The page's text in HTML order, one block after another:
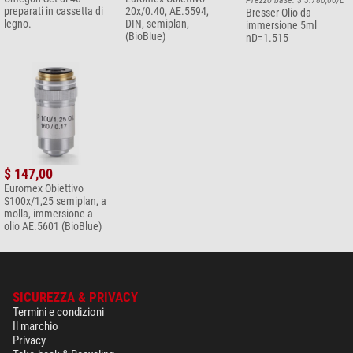
*Tutti i prezzi includono IVA e costi di spedizione.
preparati in cassetta di
legno.
20x/0.40, AE.5594,
DIN, semiplan,
(BioBlue)
Bresser Olio da
immersione 5ml
nD=1.515
$ 147,00
Euromex Obiettivo
S100x/1,25 semiplan, a
molla, immersione a
olio AE.5601 (BioBlue)
SICUREZZA & PRIVACY
Termini e condizioni
Il marchio
Privacy